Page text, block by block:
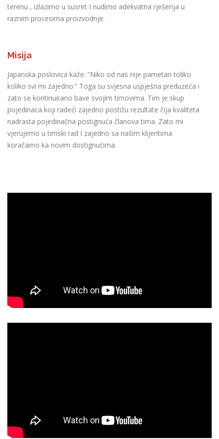
terenu , izlazimo u susret I nudimo adekvatna rješenja u
raznim procesima proizvodnje.
Misija
Japanska poslovica kaže: ”Niko od nas nije pametan toliko
koliko svi mi zajedno.” Toga su svjesna uspješna preduzeća i
zato se kontinuirano bave svojim timovima. Tim je skup
pojedinaca koji radeći zajedno postižu rezultate čija kvaliteta
nadrasta pojedinačna postignuća članova tima. Zato mi
vjerujemo u timski rad I zajedno sa našim klijentima
koračamo ka novim dostignućima.